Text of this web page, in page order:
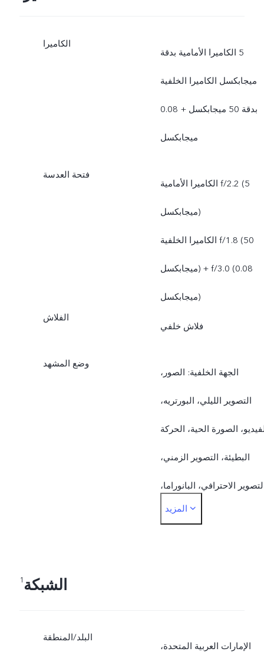
الكاميرا
الكاميرا الأمامية بدقة ‎5
ميجابكسل الكاميرا الخلفية
بدقة 50 ميجابكسل + 0.08
ميجابكسل
فتحة العدسة
الكاميرا الأمامية f/2.2 (5
ميجابكسل)
الكاميرا الخلفية f/1.8 (50
ميجابكسل) + f/3.0 (0.08
ميجابكسل)
الفلاش
فلاش خلفي
وضع المشهد
الجهة الخلفية: الصور،
التصوير الليلي، البورتريه،
الصورة الحية، الحركة
البطيئة، التصوير الزمني،
الاحترافي، البانوراما،
المزيد
الشبكة 1
البلد/المنطقة
الإمارات العربية المتحدة،